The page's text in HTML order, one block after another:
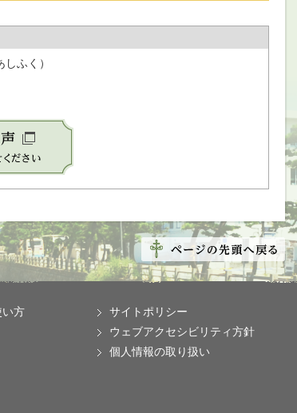
しふく）
い方
サイトポリシー
ウェブアクセシビリティ方針
個人情報の取り扱い